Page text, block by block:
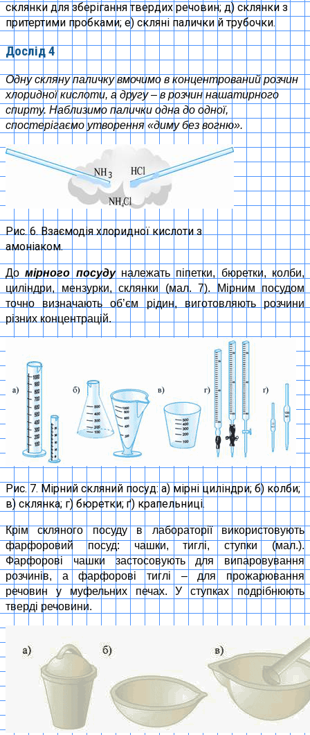
склянки для зберігання твердих речовин; д) склянки з
притертими пробками; е) скляні палички й трубочки.
Дослід 4
Одну скляну паличку вмочимо в концентрований розчин
хлоридної кислоти, а другу – в розчин нашатирного
спирту. Наблизимо палички одна до одної,
спостерігаємо утворення «диму без вогню».
Рис. 6. Взаємодія хлоридної кислоти з
амоніаком.
Домірного посудуналежать піпетки, бюретки, колби,
циліндри, мензурки, склянки (мал. 7). Мірним посудом
точно визначають об’єм рідин, виготовляють розчини
різних концентрацій.
Рис. 7. Мірний скляний посуд: а) мірні циліндри; б) колби;
в) склянка; г) бюретки; ґ) крапельниці.
Крім скляного посуду в лабораторії використовують
фарфоровий посуд: чашки, тиглі, ступки (мал.).
Фарфорові чашки застосовують для випаровування
розчинів, а фарфорові тиглі – для прожарювання
речовин у муфельних печах. У ступках подрібнюють
тверді речовини.